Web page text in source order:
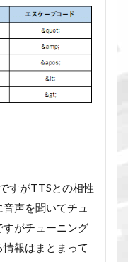
すがTTSとの相性
声を聞いてチュ
がチューニング
報はまとまって